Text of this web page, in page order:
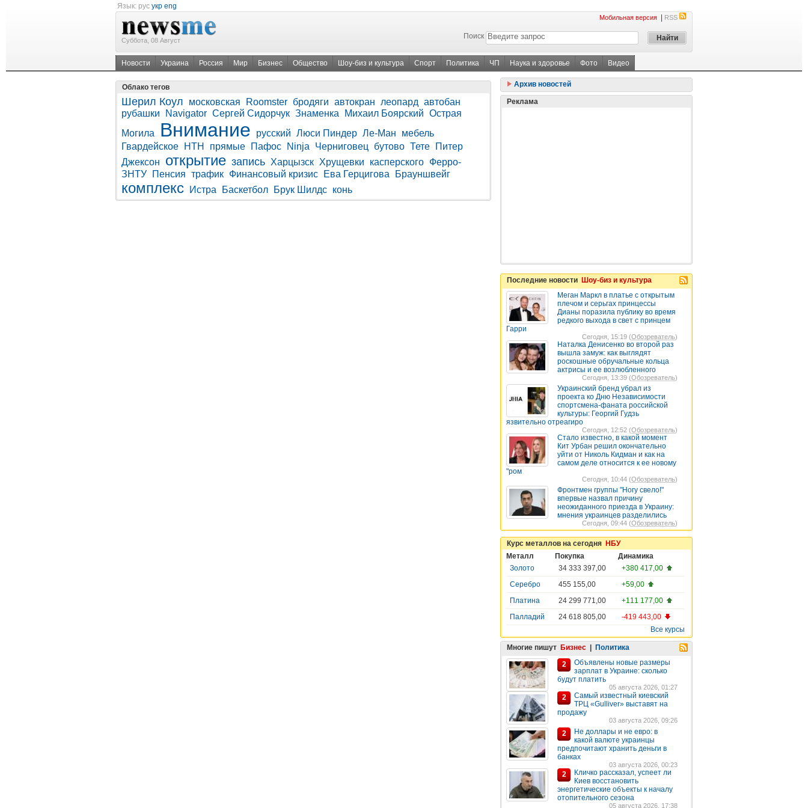
Язык: рус укр eng
Суббота, 08 Август
Мобильная версия RSS
Поиск
Новости Украина Россия Мир Бизнес Общество Шоу-биз и культура Спорт Политика ЧП Наука и здоровье Фото Видео
Облако тегов
Шерил Коул московская Roomster бродяги автокран леопард автобан
рубашки
Navigator Сергей Сидорчук Знаменка Михаил Боярский Острая
Могила
Внимание русский Люси Пиндер Ле-Ман
мебель
Гвардейское
НТН прямые Пафос Ninja Черниговец бутово Тете
Питер
Джексон
открытие запись Харцызск Хрущевки касперского Ферро-
ЗНТУ
Пенсия трафик Финансовый кризис Ева Герцигова Брауншвейг
комплекс Истра Баскетбол Брук Шилдс конь
Архив новостей
Реклама
Последние новости Шоу-биз и культура
Меган Маркл в платье с открытым
плечом и серьгах принцессы
Дианы поразила публику во время
редкого выхода в свет с принцем
Гарри
Сегодня, 15:19 (Обозреватель)
Наталка Денисенко во второй раз
вышла замуж: как выглядят
роскошные обручальные кольца
актрисы и ее возлюбленного
Сегодня, 13:39 (Обозреватель)
Украинский бренд убрал из
проекта ко Дню Независимости
спортсмена-фаната российской
культуры: Георгий Гудзь
язвительно отреагиро
Сегодня, 12:52 (Обозреватель)
Стало известно, в какой момент
Кит Урбан решил окончательно
уйти от Николь Кидман и как на
самом деле относится к ее новому
"ром
Сегодня, 10:44 (Обозреватель)
Фронтмен группы "Ногу свело!"
впервые назвал причину
неожиданного приезда в Украину:
мнения украинцев разделились
Сегодня, 09:44 (Обозреватель)
Курс металлов на сегодня НБУ
Металл
Покупка
Динамика
Золото
34 333 397,00
+380 417,00
Серебро
455 155,00
+59,00
Платина
24 299 771,00
+111 177,00
Палладий
24 618 805,00
-419 443,00
Все курсы
Многие пишут Бизнес
Политика
2
Объявлены новые размеры
зарплат в Украине: сколько
будут платить
05 августа 2026, 01:27
2
Самый известный киевский
ТРЦ «Gulliver» выставят на
продажу
03 августа 2026, 09:26
2
Не доллары и не евро: в
какой валюте украинцы
предпочитают хранить деньги в
банках
03 августа 2026, 00:23
2
Кличко рассказал, успеет ли
Киев восстановить
энергетические объекты к началу
отопительного сезона
05 августа 2026, 17:38